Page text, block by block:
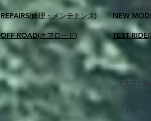
REPAIRS(修理・メンテナンス)
OFF ROAD(オフロード)
NEW
TEST
京都府京都
FAX/